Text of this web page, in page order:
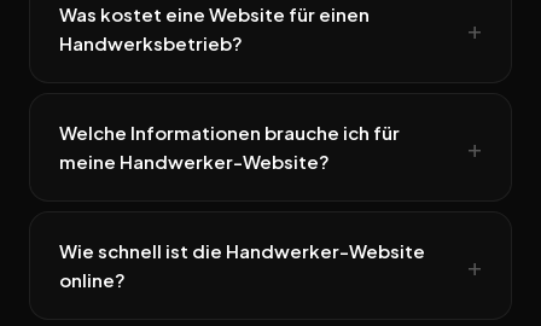
Was kostet eine Website für einen
Handwerksbetrieb?
Welche Informationen brauche ich für
meine Handwerker-Website?
Wie schnell ist die Handwerker-Website
online?